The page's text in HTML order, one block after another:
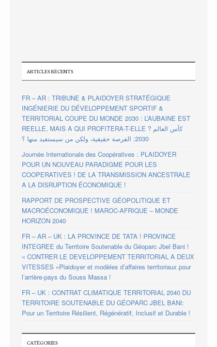
ARTICLES RÉCENTS
FR – AR : TRIBUNE & PLAIDOYER STRATÉGIQUE
INGÉNIERIE DU DÉVELOPPEMENT SPORTIF &
TERRITORIAL COUPE DU MONDE 2030 : L’AUBAINE EST
REELLE, MAIS A QUI PROFITERA-T-ELLE ? كأس العالم
2030: الفرصة حقيقية، ولكن من سيستفيد منها ؟
Journée Internationale des Coopératives : PLAIDOYER
POUR UN NOUVEAU PARADIGME POUR LES
COOPERATIVES ! DE LA TRANSMISSION ANCESTRALE
A LA DISRUPTION ÉCONOMIQUE !
RAPPORT DE PROSPECTIVE GÉOPOLITIQUE ET
MACROÉCONOMIQUE ! MAROC-AFRIQUE – MONDE
HORIZON 2040
FR – AR – UK : LA PROVINCE DE TATA ! PROVINCE
INTEGREE du Territoire Soutenable du Géoparc Jbel Bani !
« CONTRER LE DEVELOPPEMENT TERRITORIAL A DEUX
VITESSES »Plaidoyer et modèles d’affaires territoriaux pour
l’arrière-pays du Souss Massa !
FR – UK : CONTRAT CLIMATIQUE TERRITORIAL 2040 DU
TERRITOIRE SOUTENABLE DU GÉOPARC JBEL BANI:
Pour un Territoire Résilient, Régénératif, Inclusif et Durable !
CATÉGORIES